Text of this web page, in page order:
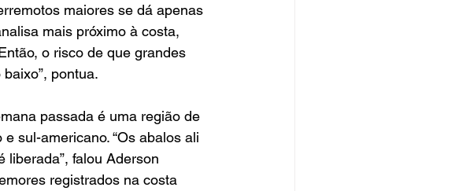
maiores se dá apenas
mais próximo à costa,
o risco de que grandes
pontua.
passada é uma região de
sul-americano. “Os abalos ali
falou Aderson
registrados na costa